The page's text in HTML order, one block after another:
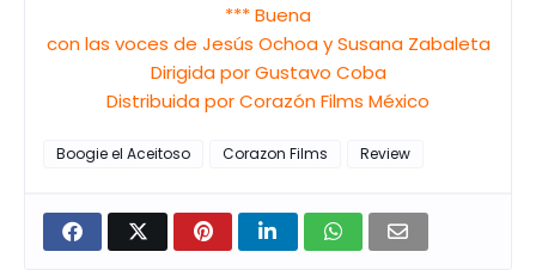
*** Buena
con las voces de Jesús Ochoa y Susana Zabaleta
Dirigida por Gustavo Coba
Distribuida por Corazón Films México
Boogie el Aceitoso Corazon Films Review